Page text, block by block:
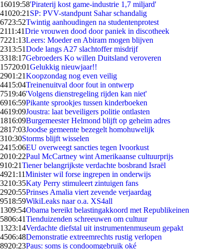
16019:58'Piraterij kost game-industrie 1,7 miljard'
41020:21 SP: PVV-standpunt Sahar schandalig
6723:52Twintig aanhoudingen na studentenprotest
2111:41Drie vrouwen dood door paniek in discotheek
7221:13Leers: Moeder en Abiram mogen blijven
2313:51Dode langs A27 slachtoffer misdrijf
3318:17Gebroeders Ko willen Duitsland veroveren
15720:01Gelukkig nieuwjaar!!
2901:21Koopzondag nog even veilig
4415:04Treinenuitval door fout in ontwerp
7519:46'Volgens dienstregeling rijden kan niet'
6916:59Pikante sprookjes tussen kinderboeken
4619:09Joustra: laat beveiligers politie ontlasten
1816:09Burgemeester Helmond blijft op geheim adres
2817:03Joodse gemeente bezegelt homohuwelijk
310:30Storms blijft wisselen
2415:06EU overweegt sancties tegen Ivoorkust
2010:22Paul McCartney wint Amerikaanse cultuurprijs
910:21Tiener belangrijkste verdachte bosbrand Israël
4921:11Minister wil forse ingrepen in onderwijs
3210:35Katy Perry stimuleert zintuigen fans
2920:55Prinses Amalia viert zevende verjaardag
9518:59WikiLeaks naar o.a. XS4all
1309:54Obama bereikt belastingakkoord met Republikeinen
5806:41Tienduizenden schreeuwen om cultuur
1323:14Verdachte diefstal uit instrumentenmuseum gepakt
4506:48Demonstratie extreemrechts rustig verlopen
8920:23Paus: soms is condoomgebruik oké